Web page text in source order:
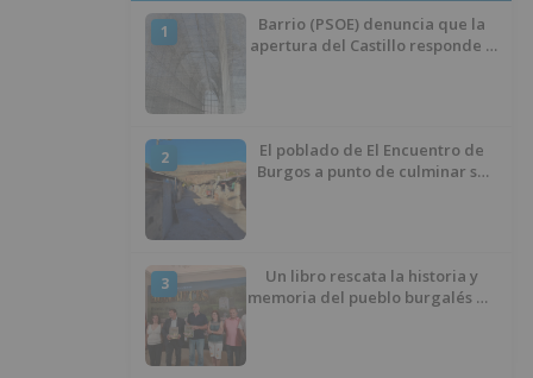
1
Barrio (PSOE) denuncia que la
apertura del Castillo responde a
2
El poblado de El Encuentro de
Burgos a punto de culminar su
3
Un libro rescata la historia y
memoria del pueblo burgalés de